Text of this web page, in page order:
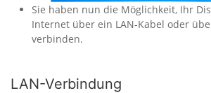
Sie haben nun die Möglichkeit, Ihr
Internet über ein LAN-Kabel oder
verbinden.
LAN-Verbindung